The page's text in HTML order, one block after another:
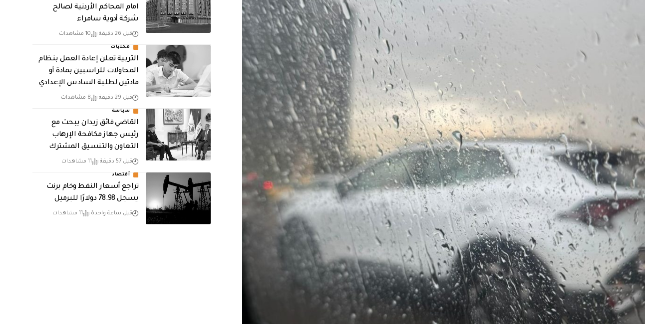
امام المحاكم الأردنية لصالح
شركة أدوية سامراء
قبل 26 دقيقة 10 مشاهدات
محليات
التربية تعلن إعادة العمل بنظام
المحاولات للراسبين بمادة أو
مادتين لطلبة السادس الإعدادي
قبل 29 دقيقة 8 مشاهدات
سياسة
القاضي فائق زيدان يبحث مع
رئيس جهاز مكافحة الإرهاب
التعاون والتنسيق المشترك
قبل 57 دقيقة 11 مشاهدات
أقتصاد
تراجع أسعار النفط وخام برنت
يسجل 78.98 دولارًا للبرميل
قبل ساعة واحدة 11 مشاهدات